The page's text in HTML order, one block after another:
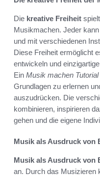
Die kreative Freiheit
Musikmachen. Jeder
und mit verschiedenen
Diese Freiheit ermöglicht
entwickeln und
Ein Musik machen Tutorial
Grundlagen zu erlernen
auszudrücken. Die
kombinieren, inspirieren
gehen und die eigene
Musik als Ausdruck von
Musik als Ausdruck von
an. Durch das Musizieren